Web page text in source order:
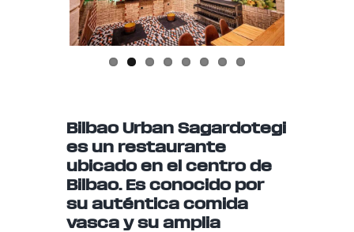
us
Bilbao Urban Sagardotegi
es un restaurante
ubicado en el centro de
Bilbao. Es conocido por
su auténtica comida
vasca y su amplia